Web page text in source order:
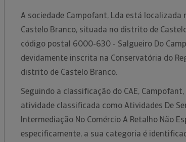
A sociedade Campofant, Lda está localizada
Castelo Branco, situada no distrito de
código postal 6000-630 - Salgueiro Do
devidamente inscrita na Conservatória do
distrito de Castelo Branco.
Seguindo a classificação do CAE,
atividade classificada como Atividades De
Intermediação No Comércio A Retalho Não
especificamente, a sua categoria é